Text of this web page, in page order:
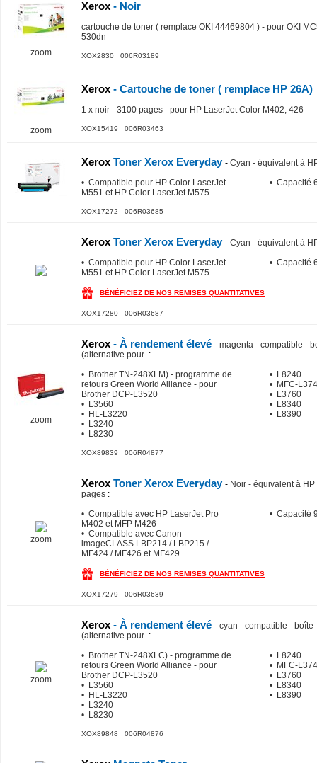
zoom
Xerox - Noir
cartouche de toner ( remplace OKI 44469804 ) - pour OKI
530dn
XOX2830 006R03189
zoom
Xerox - Cartouche de toner ( remplace HP 26A)
1 x noir - 3100 pages - pour HP LaserJet Color M402, 426
XOX15419 006R03463
Xerox Toner Xerox Everyday - Cyan - équivalent à
• Compatible pour HP Color LaserJet
M551 et HP Color LaserJet M575
• Capacité
XOX17272 006R03685
Xerox Toner Xerox Everyday - Cyan - équivalent à
• Compatible pour HP Color LaserJet
M551 et HP Color LaserJet M575
• Capacité
BÉNÉFICIEZ DE NOS REMISES QUANTITATIVES
XOX17280 006R03687
zoom
Xerox - À rendement élevé - magenta - compatible -
(alternative pour :
• Brother TN-248XLM) - programme de
retours Green World Alliance - pour
Brother DCP-L3520
• L3560
• HL-L3220
• L3240
• L8230
• L8240
• MFC-
• L3760
• L8340
• L8390
XOX89839 006R04877
zoom
Xerox Toner Xerox Everyday - Noir - équivalent à
pages :
• Compatible avec HP LaserJet Pro
M402 et MFP M426
• Compatible avec Canon
imageCLASS LBP214 / LBP215 /
MF424 / MF426 et MF429
• Capacité
BÉNÉFICIEZ DE NOS REMISES QUANTITATIVES
XOX17279 006R03639
zoom
Xerox - À rendement élevé - cyan - compatible - boîte
(alternative pour :
• Brother TN-248XLC) - programme de
retours Green World Alliance - pour
Brother DCP-L3520
• L3560
• HL-L3220
• L3240
• L8230
• L8240
• MFC-
• L3760
• L8340
• L8390
XOX89848 006R04876